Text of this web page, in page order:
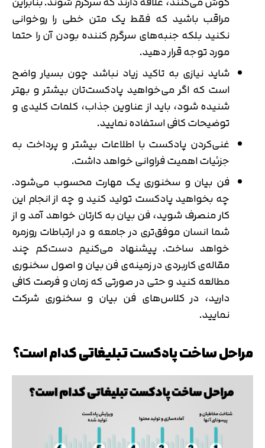
مراقب باشید که فقط یک متن خطی را روخوانی
نکنید بلکه جنبه‌های سرگرم کننده بودن آن را حتما
مورد توجه قرار دهید.
شاید نیازی به تاکید زیاد نباشد چون بسیار واضح
است که اگر می‌خواهید پادکست‌تان بیشتر و بهتر
شنیده شود، باید از عناوین جذاب، کلمات کلیدی و
توضیحات کافی استفاده نمایید.
غنی‌کردن پادکست با اطلاعات بیشتر و پرداخت به
جزئیات اهمیت فراوانی خواهد داشت.
فن بیان و سخنوری یک مهارت محسوب می‌شود.
چه بخواهید پادکست تولید کنید و چه از انجام این
کار منصرف شوید، فن بیان به کارتان خواهد آمد و از
شما انسان موفق‌تری در جامعه و در ارتباطات روزمره
خواهد ساخت. پیشنهاد می‌کنیم دست‌کم چند
مقاله‌ی کاربردی در زمینه‌ی فن بیان و اصول سخنوری
مطالعه کنید و حتی در صورتی که زمان و فرصت کافی
دارید، در کلاس‌های فن بیان و سخنوری شرکت
نمایید.
مراحل ساخت پادکست تبلیغاتی کدام است؟